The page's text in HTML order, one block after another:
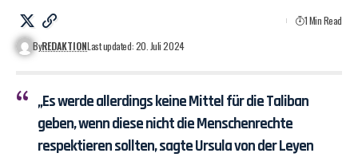
ByREDAKTIONLast updated: 20. Juli 2024
1 Min Read
„Es werde allerdings keine Mittel für die Taliban
geben, wenn diese nicht die Menschenrechte
respektieren sollten, sagte Ursula von der Leyen